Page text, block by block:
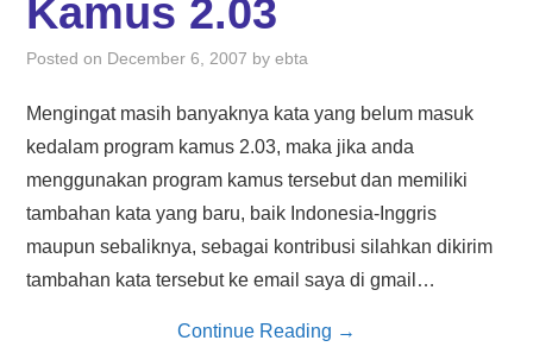
Kamus 2.03
Posted on December 6, 2007 byebta
Mengingat masih banyaknya kata yang belum masuk
kedalam program kamus 2.03, maka jika anda
menggunakan program kamus tersebut dan memiliki
tambahan kata yang baru, baik Indonesia-Inggris
maupun sebaliknya, sebagai kontribusi silahkan dikirim
tambahan kata tersebut ke email saya di gmail…
Continue Reading →